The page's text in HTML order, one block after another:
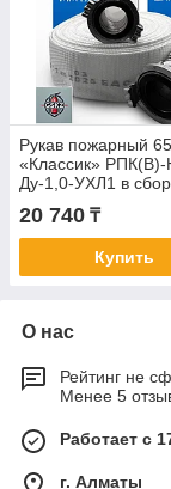
Рукав пожарный
«Классик»
Ду-1,0-УХЛ1 в
20 740 ₸
Купить
О нас
Рейтинг не
Менее 5
Работает с
г. Алматы